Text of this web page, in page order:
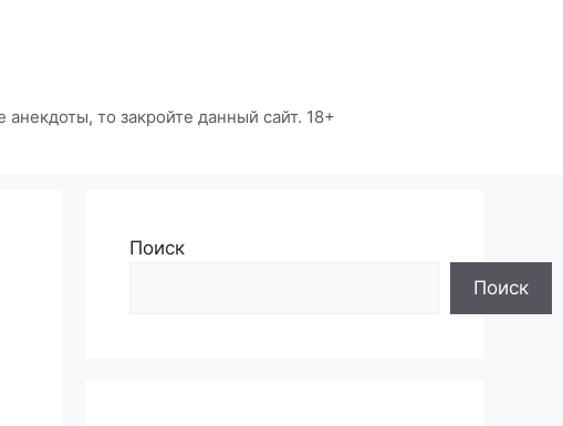
то закройте данный сайт. 18+
Поиск
Поиск